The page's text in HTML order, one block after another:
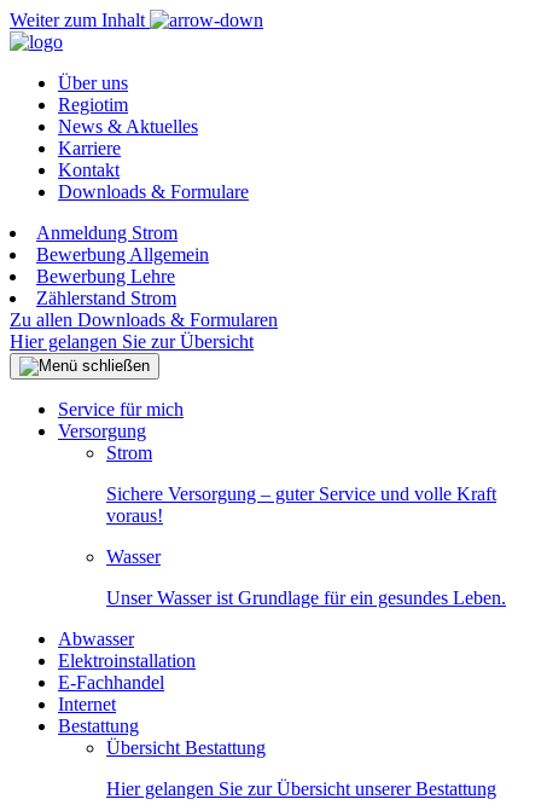
Weiter zum Inhalt
Über uns
Regiotim
News & Aktuelles
Karriere
Kontakt
Downloads & Formulare
Anmeldung Strom
Bewerbung Allgemein
Bewerbung Lehre
Zählerstand Strom
Zu allen Downloads & Formularen
Hier gelangen Sie zur Übersicht
Service für mich
Versorgung
Strom
Sichere Versorgung – guter Service und volle Kraft
voraus!
Wasser
Unser Wasser ist Grundlage für ein gesundes Leben.
Abwasser
Elektroinstallation
E-Fachhandel
Internet
Bestattung
Übersicht Bestattung
Hier gelangen Sie zur Übersicht unserer Bestattung